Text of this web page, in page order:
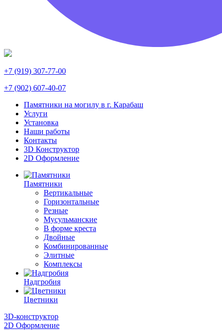
+7 (919) 307-77-00
+7 (902) 607-40-07
Памятники на могилу в г. Карабаш
Услуги
Установка
Наши работы
Контакты
3D Конструктор
2D Оформление
Памятники
Вертикальные
Горизонтальные
Резные
Мусульманские
В форме креста
Двойные
Комбинированные
Элитные
Комплексы
Надгробия
Цветники
3D-конструктор
2D Оформление